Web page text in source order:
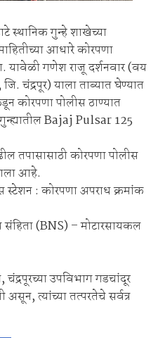
स्थानिक गुन्हे शाखेच्या
आधारे कोरपणा
यावेळी गणेश राजू दर्शनवार (वय
चंद्रपूर) याला ताब्यात घेण्यात
कोरपणा पोलीस ठाण्यात
Bajaj Pulsar 125
तपासासाठी कोरपणा पोलीस
आहे.
: कोरपणा अपराध क्रमांक
(BNS) – मोटारसायकल
उपविभाग गडचांदूर
असून, त्यांच्या तत्परतेचे सर्वत्र